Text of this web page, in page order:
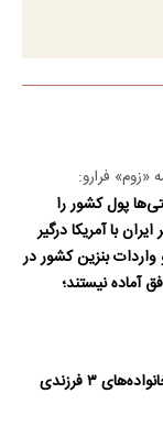
«زوم» فرارو:
تراستی‌ها پول کشور را
با آمریکا درگیر
بنزین کشور در
جنگ آسیب دید/حدود ۶۰ روز توانایی ذخیره
آماده نیستند؛
افزایش ۳ برابری یارانه خانواده‌های ۳ فرزندی